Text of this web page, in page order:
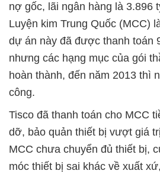
nợ gốc, lãi ngân hàng là 3.896
Luyện kim Trung Quốc (MCC)
dự án này đã được thanh toán
nhưng các hạng mục của gói
hoàn thành, đến năm 2013 thì
công.
Tisco đã thanh toán cho MCC
dỡ, bảo quản thiết bị vượt giá
MCC chưa chuyển đủ thiết bị,
móc thiết bị sai khác về xuất